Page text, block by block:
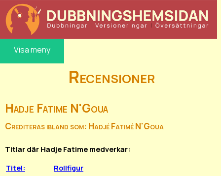
Visa meny
Recensioner
Hadje Fatime N'Goua
Crediteras ibland som: Hadjé Fatimé N'Goua
Titlar där Hadje Fatime medverkar:
Titel:
Rollfigur